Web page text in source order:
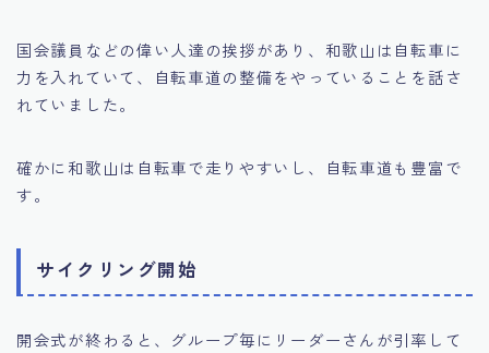
国会議員などの偉い人達の挨拶があり、和歌山は自転車に
力を入れていて、自転車道の整備をやっていることを話さ
れていました。
確かに和歌山は自転車で走りやすいし、自転車道も豊富で
す。
サイクリング開始
開会式が終わると、グループ毎にリーダーさんが引率して